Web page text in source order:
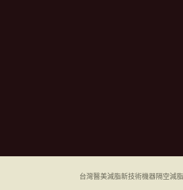
台灣醫美減脂新技術機器隔空減脂